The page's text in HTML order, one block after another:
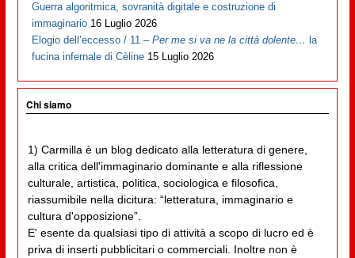
Guerra algoritmica, sovranità digitale e costruzione di
immaginario 16 Luglio 2026
Elogio dell’eccesso / 11 –Per me si va ne la città dolente… la
fucina infernale di Cèline 15 Luglio 2026
Chi siamo
1) Carmilla è un blog dedicato alla letteratura di genere,
alla critica dell'immaginario dominante e alla riflessione
culturale, artistica, politica, sociologica e filosofica,
riassumibile nella dicitura: “letteratura, immaginario e
cultura d'opposizione”.
E' esente da qualsiasi tipo di attività a scopo di lucro ed è
priva di inserti pubblicitari o commerciali. Inoltre non è